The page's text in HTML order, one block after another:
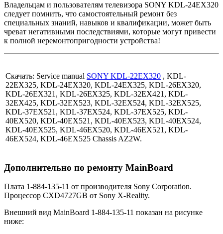
Владельцам и пользователям телевизора SONY KDL-24EX320
следует помнить, что самостоятельный ремонт без
специальных знаний, навыков и квалификации, может быть
чреват негативными последствиями, которые могут привести
к полной неремонтопригодности устройства!
Cкачать: Service manual SONY KDL-22EX320 , KDL-
22EX325, KDL-24EX320, KDL-24EX325, KDL-26EX320,
KDL-26EX321, KDL-26EX325, KDL-32EX421, KDL-
32EX425, KDL-32EX523, KDL-32EX524, KDL-32EX525,
KDL-37EX521, KDL-37EX524, KDL-37EX525, KDL-
40EX520, KDL-40EX521, KDL-40EX523, KDL-40EX524,
KDL-40EX525, KDL-46EX520, KDL-46EX521, KDL-
46EX524, KDL-46EX525 Chassis AZ2W.
Дополнительно по ремонту MainBoard
Плата 1-884-135-11 от производителя Sony Corporation.
Процессор CXD4727GB от Sony X-Reality.
Внешний вид MainBoard 1-884-135-11 показан на рисунке
ниже: